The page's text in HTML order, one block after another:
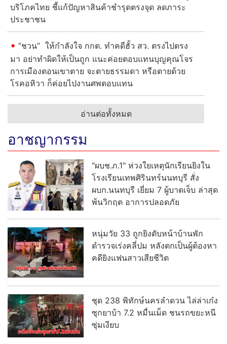
บริโภคไทย ชี้แก้ปัญหาสินค้าชำรุดตรงจุด ลดภาระ
ประชาชน
“ชวน” ให้กำลังใจ กกต. ทำคดีฮั้ว สว. ตรงไปตรง
มา อย่าทำผิดให้เป็นถูก แนะค่อยตอบแทนบุญคุณโจร
การเมืองตอนเขาตาย จะตายธรรมดา หรือตายด้วย
โรคอหิวา ก็ค่อยไปงานศพตอบแทน
อ่านต่อทั้งหมด
อาชญากรรม
"ผบช.ภ.1" ห่วงใยเหตุนักเรียนยิงใน
โรงเรียนเทพศิรินทร์นนทบุรี สั่ง
ผบก.นนทบุรี เยี่ยม 7 ผู้บาดเจ็บ ล่าสุด
พ้นวิกฤต อาการปลอดภัย
หนุ่มวัย 33 ถูกยิงดับหน้าบ้านพัก
ตำรวจเร่งคลี่ปม หลังตกเป็นผู้ต้องหา
คดียิงแฟนสาวเสียชีวิต
ชุด 238 พิทักษ์นครลำดวน ไล่ล่าเก๋ง
ซุกยาบ้า 7.2 หมื่นเม็ด ชนรถขยะหนี
ซุ่มเงียบ